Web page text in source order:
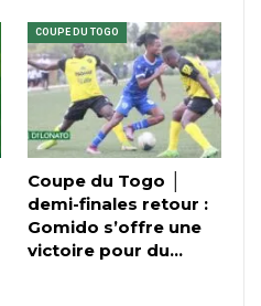
COUPE DU TOGO
Coupe du Togo │
demi-finales retour :
Gomido s’offre une
victoire pour du…